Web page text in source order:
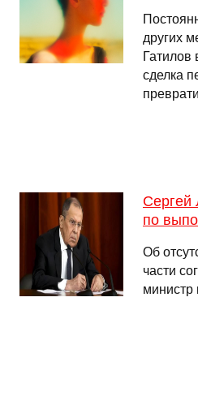
других
Гатилов
сделка
Сергей
по
Об
части